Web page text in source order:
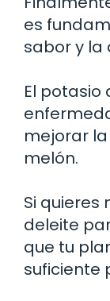
es
sabor y la
El
mejorar
melón.
Si quieres
deleite
que tu
suficiente